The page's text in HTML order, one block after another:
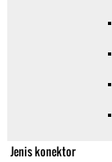
Jenis konektor